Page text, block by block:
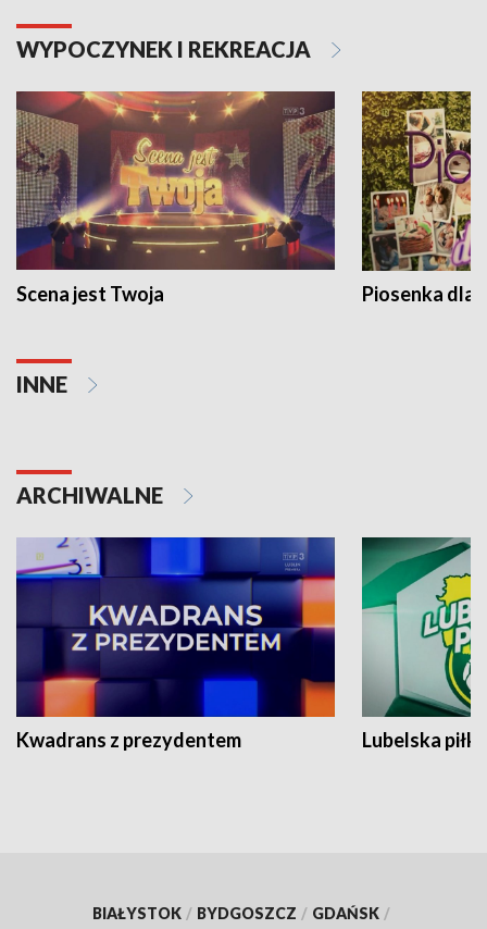
WYPOCZYNEK I REKREACJA
Scena jest Twoja Piosenka dla
INNE
ARCHIWALNE
Kwadrans z prezydentem Lubelska piłka
BIAŁYSTOK / BYDGOSZCZ / GDAŃSK /